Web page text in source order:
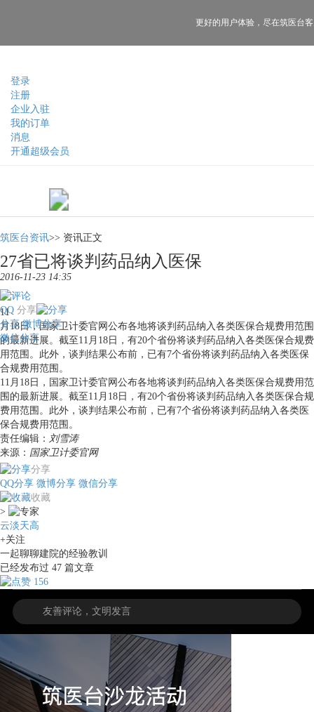
登录
注册
企业入驻
我的订单
消息
开通超级会员
更好的用户体验， 尽在筑医台
筑医台资讯>> 资讯正文
27省已将谈判药品纳入医保
2016-11-23 14:35
分享
QQ
分享 微博分享
微信分享
11
月18日，国家卫计委官网公布各地将谈判药品纳入各类医保合规费用范围
的最新进展。截至11月18日，有20个省份将谈判药品纳入各类医保合规费
用范围。此外，谈判结果公布前，已有7个省份将谈判药品纳入各类医保
合规费用范围。
11月18日，国家卫计委官网公布各地将谈判药品纳入各类医保合规费用范
围的最新进展。截至11月18日，有20个省份将谈判药品纳入各类医保合规
费用范围。此外，谈判结果公布前，已有7个省份将谈判药品纳入各类医
保合规费用范围。
责任编辑： 刘雪涛
来源： 国家卫计委官网
分享
QQ分享 微博分享 微信分享
收藏
>
云淡天高
+关注
一起聊聊建院的经验教训
已经发布过 47 篇文章
156